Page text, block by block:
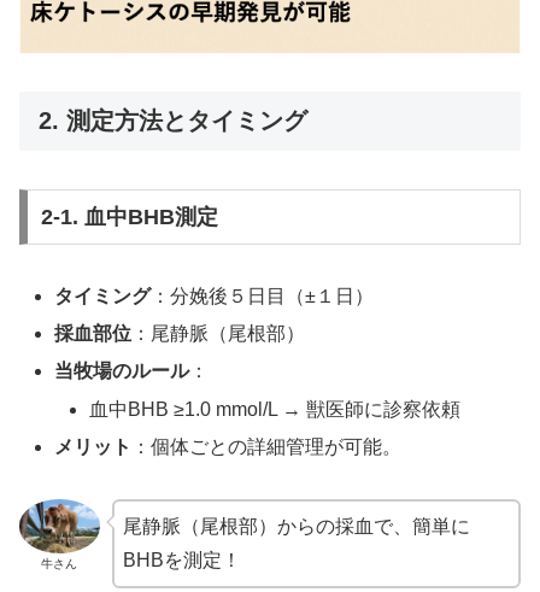
2. 測定方法とタイミング
2-1. 血中BHB測定
タイミング：分娩後５日目（±１日）
採血部位 ：尾静脈（尾根部）
当牧場のルール：
血中BHB ≥1.0 mmol/L → 獣医師に診察依頼
メリット ：個体ごとの詳細管理が可能。
牛さん
尾静脈（尾根部）からの採血で、簡単に
BHBを測定！